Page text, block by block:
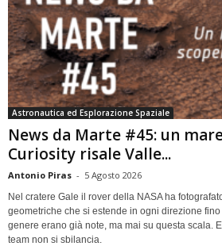
Astronautica ed Esplorazione Spaziale
News da Marte #45: un
Curiosity risale Valle...
Antonio Piras - 5 Agosto 2026
Nel cratere Gale il rover della NASA ha
geometriche che si estende in ogni direzione
genere erano già note, ma mai su questa scala.
team non si sbilancia.